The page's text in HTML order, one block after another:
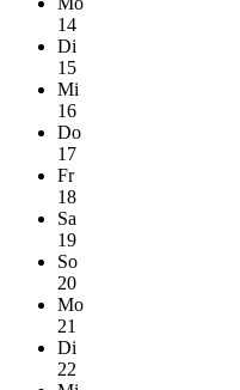
14
Di
15
Mi
16
Do
17
Fr
18
Sa
19
So
20
Mo
21
Di
22